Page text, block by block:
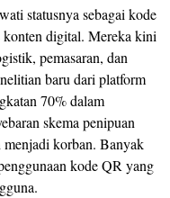
statusnya sebagai kode
konten digital. Mereka kini
pemasaran, dan
baru dari platform
70% dalam
skema penipuan
korban. Banyak
kode QR yang